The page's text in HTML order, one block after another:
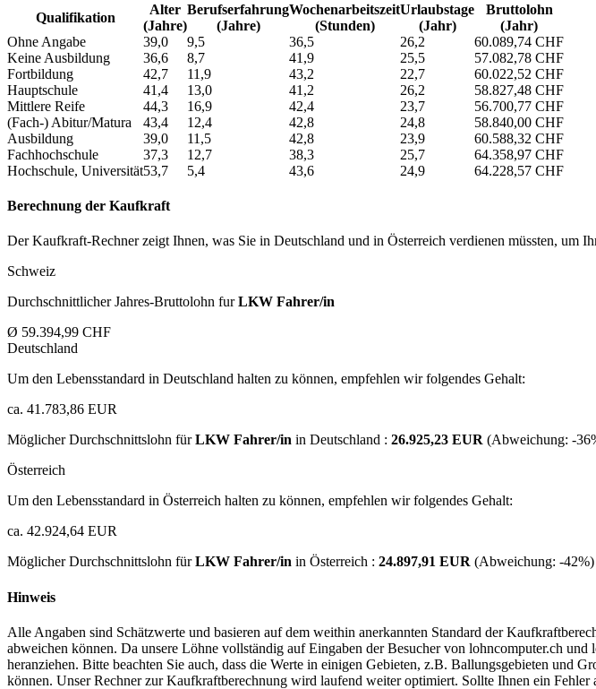
Qualifikation
Alter
(Jahre)
Berufs­erfahrung
(Jahre)
Wochen­arbeitszeit
(Stunden)
Urlaubs­tage
(Jahr)
Bruttolohn
(Jahr)
Ohne Angabe
39,0 9,5 36,5 26,2
60.089,74 CHF
Keine Ausbildung
36,6 8,7 41,9 25,5
57.082,78 CHF
Fortbildung
42,7 11,9 43,2 22,7
60.022,52 CHF
Hauptschule
41,4 13,0 41,2 26,2
58.827,48 CHF
Mittlere Reife
44,3 16,9 42,4 23,7
56.700,77 CHF
(Fach-) Abitur/Matura
43,4 12,4 42,8 24,8
58.840,00 CHF
Ausbildung
39,0 11,5 42,8 23,9
60.588,32 CHF
Fachhochschule
37,3 12,7 38,3 25,7
64.358,97 CHF
Hochschule, Universität53,7 5,4 43,6 24,9 64.228,57 CHF
Berechnung der Kaufkraft
Der Kaufkraft-Rechner zeigt Ihnen, was Sie in Deutschland und in Österreich verdienen müssten, um
Schweiz
Durchschnittlicher Jahres-Bruttolohn furLKW Fahrer/in
Ø 59.394,99 CHF
Deutschland
Um den Lebensstandard in Deutschland halten zu können, empfehlen wir folgendes Gehalt:
ca. 41.783,86 EUR
Möglicher Durchschnittslohn fürLKW Fahrer/in in Deutschland : 26.925,23 EUR (Abweichung: -
Österreich
Um den Lebensstandard in Österreich halten zu können, empfehlen wir folgendes Gehalt:
ca. 42.924,64 EUR
Möglicher Durchschnittslohn fürLKW Fahrer/in in Österreich : 24.897,91 EUR (Abweichung: -42%)
Hinweis
Alle Angaben sind Schätzwerte und basieren auf dem weithin anerkannten Standard der
abweichen können. Da unsere Löhne vollständig auf Eingaben der Besucher von lohncomputer.ch
heranziehen. Bitte beachten Sie auch, dass die Werte in einigen Gebieten, z.B. Ballungsgebieten und
können. Unser Rechner zur Kaufkraftberechnung wird laufend weiter optimiert. Sollte Ihnen ein Fehler